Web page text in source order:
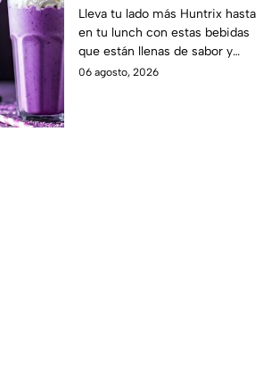
las guerreras Huntrix
para llevar a la escuela
este regreso a clases
2026; son saludables y
Lleva tu lado más Huntrix hasta
en tu lunch con estas bebidas
que están llenas de sabor y
frescura.
06 agosto, 2026